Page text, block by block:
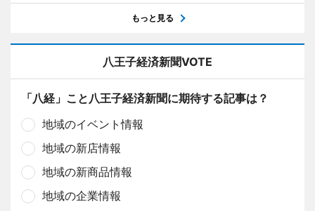
もっと見る
八王子経済新聞VOTE
「八経」こと八王子経済新聞に期待する記事は？
地域のイベント情報
地域の新店情報
地域の新商品情報
地域の企業情報